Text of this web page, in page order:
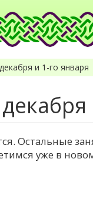
и 1-го января
Остальные
уже в